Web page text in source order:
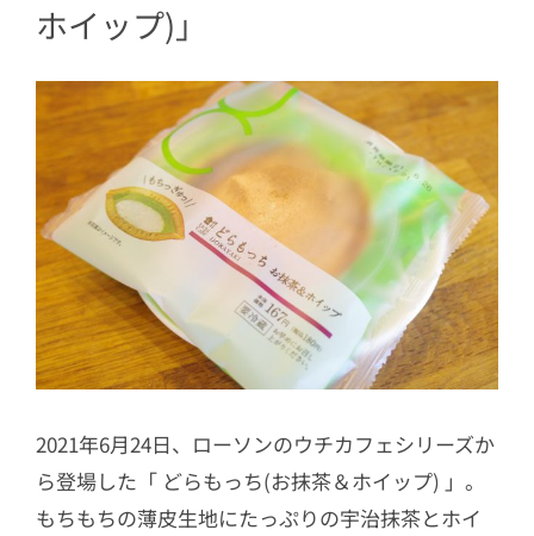
ホイップ) 」
2021年6月24日、ローソンのウチカフェシリーズか
ら登場した「 どらもっち(お抹茶＆ホイップ) 」。
もちもちの薄皮生地にたっぷりの宇治抹茶とホイ